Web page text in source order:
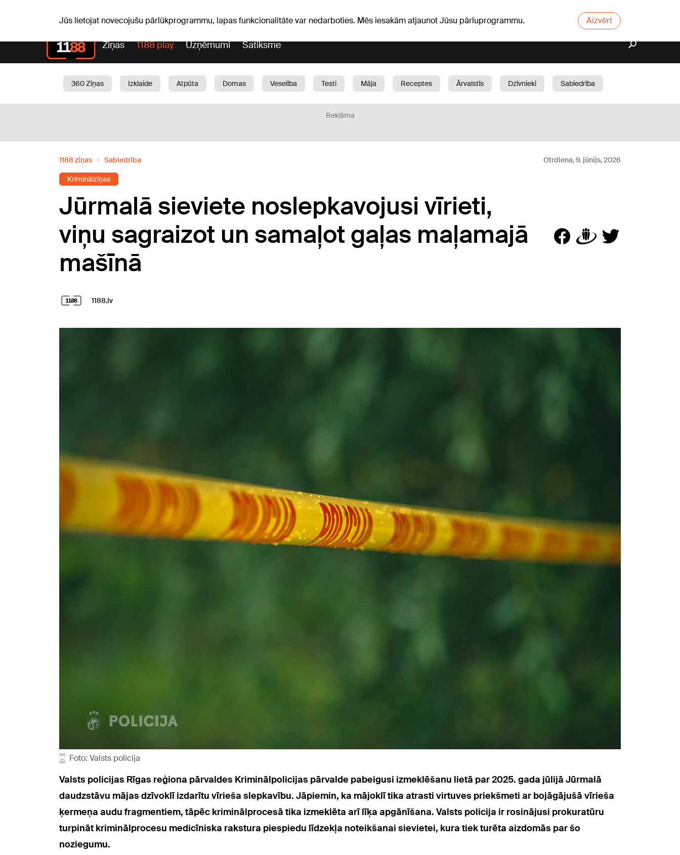
Jūs lietojat novecojušu pārlūkprogrammu, lapas funkcionalitāte var nedarboties. Mēs iesakām atjaunot Jūsu pārluprogrammu. Aizvērt
Ziņas 1188 play Uzņēmumi Satiksme
360 Ziņas Izklaide Atpūta Domas Veselība Testi Māja Receptes Ārvalstīs Dzīvnieki
Sabiedrība
Reklāma
1188 ziņas Sabiedrība Otrdiena, 9. jūnijs, 2026
Kriminālziņas
Jūrmalā sieviete noslepkavojusi vīrieti,
viņu sagraizot un samaļot gaļas maļamajā
mašīnā
1188.lv
Foto: Valsts policija
Valsts policijas Rīgas reģiona pārvaldes Kriminālpolicijas pārvalde pabeigusi izmeklēšanu lietā par 2025. gada jūlijā Jūrmalā
daudzstāvu mājas dzīvoklī izdarītu vīrieša slepkavību. Jāpiemin, ka mājoklī tika atrasti virtuves priekšmeti ar bojāgājušā vīrieša
ķermeņa audu fragmentiem, tāpēc kriminālprocesā tika izmeklēta arī līķa apgānīšana. Valsts policija ir rosinājusi prokuratūru
turpināt kriminālprocesu medicīniska rakstura piespiedu līdzekļa noteikšanai sievietei, kura tiek turēta aizdomās par šo
noziegumu.